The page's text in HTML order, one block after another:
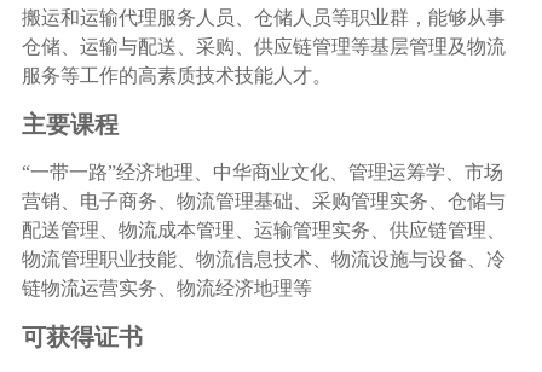
搬运和运输代理服务人员、仓储人员等职业群，能够从事
仓储、运输与配送、采购、供应链管理等基层管理及物流
服务等工作的高素质技术技能人才。
主要课程
“一带一路”经济地理、中华商业文化、管理运筹学、市场
营销、电子商务、物流管理基础、采购管理实务、仓储与
配送管理、物流成本管理、运输管理实务、供应链管理、
物流管理职业技能、物流信息技术、物流设施与设备、冷
链物流运营实务、物流经济地理等
可获得证书